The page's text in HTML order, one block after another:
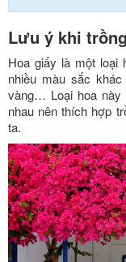
Lưu ý khi
Hoa giấy là một loại
nhiều màu sắc
vàng… Loại hoa này
nhau nên thích hợp
ta.